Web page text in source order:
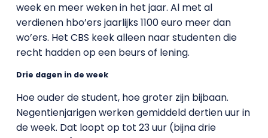
week en meer weken in het jaar. Al met al
verdienen hbo’ers jaarlijks 1100 euro meer dan
wo’ers. Het CBS keek alleen naar studenten die
recht hadden op een beurs of lening.
Drie dagen in de week
Hoe ouder de student, hoe groter zijn bijbaan.
Negentienjarigen werken gemiddeld dertien uur in
de week. Dat loopt op tot 23 uur (bijna drie